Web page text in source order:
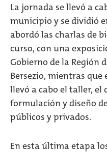
La jornada se llevó a
municipio y se dividió
abordó las charlas de
curso, con una
Gobierno de la Región
Bersezio, mientras que
llevó a cabo el taller, el
formulación y diseño
públicos y privados.
En esta última etapa